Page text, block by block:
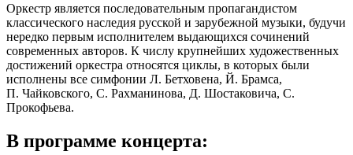
Оркестр является последовательным пропагандистом
классического наследия русской и зарубежной музыки, будучи
нередко первым исполнителем выдающихся сочинений
современных авторов. К числу крупнейших художественных
достижений оркестра относятся циклы, в которых были
исполнены все симфонии Л. Бетховена, Й. Брамса,
П. Чайковского, С. Рахманинова, Д. Шостаковича, С.
Прокофьева.
В программе концерта: